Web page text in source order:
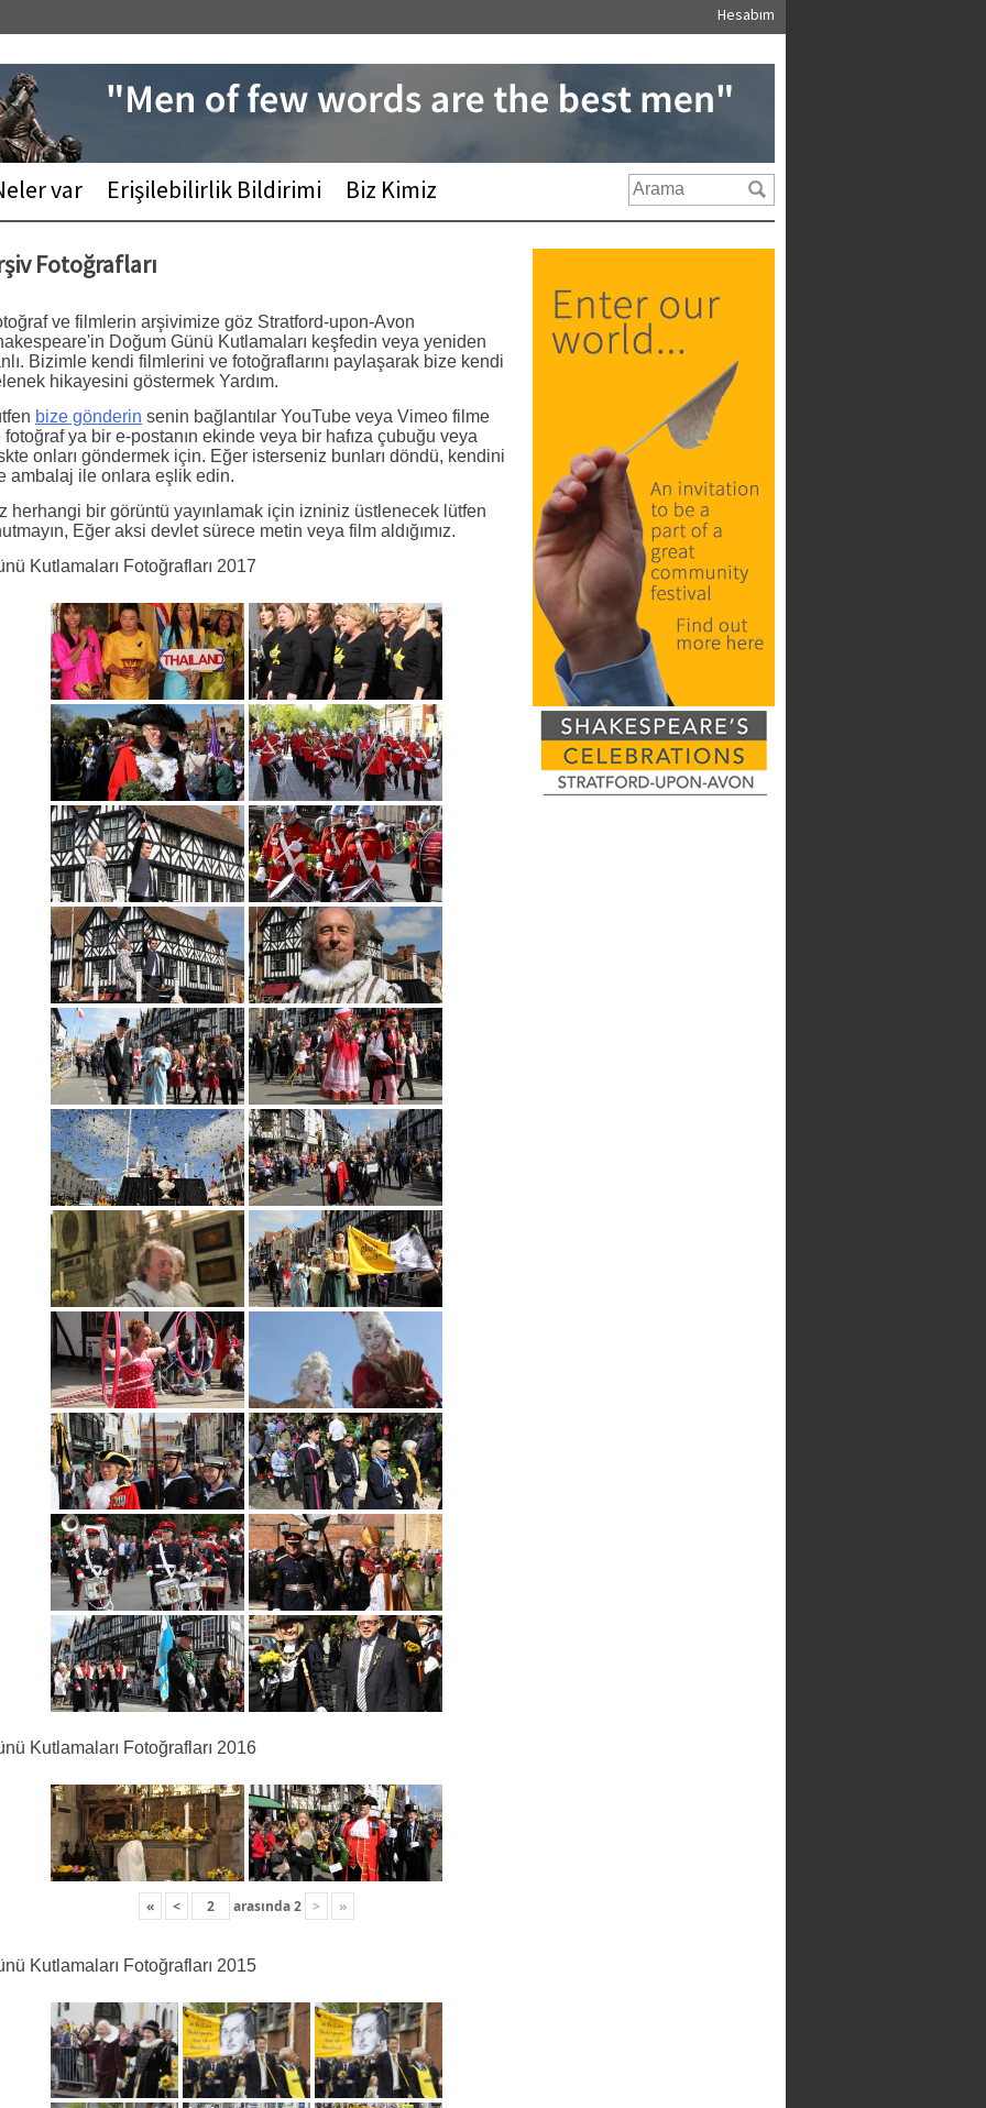
Hesabım
var Erişilebilirlik Bildirimi Biz Kimiz
Fotoğrafları
ve filmlerin arşivimize göz Stratford-upon-Avon
Doğum Günü Kutlamaları keşfedin veya yeniden
Bizimle kendi filmlerini ve fotoğraflarını paylaşarak bize kendi
hikayesini göstermek Yardım.
bize gönderin senin bağlantılar YouTube veya Vimeo filme
fotoğraf ya bir e-postanın ekinde veya bir hafıza çubuğu veya
onları göndermek için. Eğer isterseniz bunları döndü, kendini
ambalaj ile onlara eşlik edin.
herhangi bir görüntü yayınlamak için izniniz üstlenecek lütfen
Eğer aksi devlet sürece metin veya film aldığımız.
Kutlamaları Fotoğrafları 2017
Kutlamaları Fotoğrafları 2016
« < arasında2 > »
Kutlamaları Fotoğrafları 2015